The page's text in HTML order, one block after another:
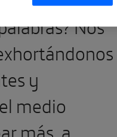
Nos
y
medio
más, a